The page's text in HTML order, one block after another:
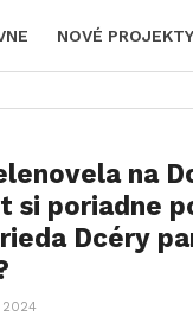
NOVÉ PROJEKTY
na
si poriadne
Dcéry
2024